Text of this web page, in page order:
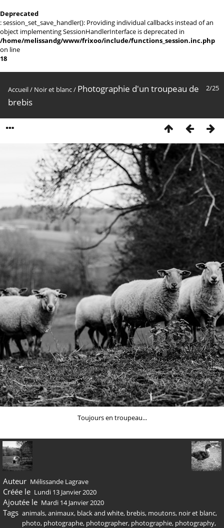
Deprecated
: session_set_save_handler(): Providing individual callbacks instead of an
object implementing SessionHandlerInterface is deprecated in
/home/melissandg/www/frixoo/include/functions_session.inc.php
on line
18
2/25
Accueil/ Noir et blanc/ Photographie d'un troupeau de
brebis
Toujours en troupeau...
Auteur Mélissande Lagrave
Créée le Lundi 13 Janvier 2020
Ajoutée le Mardi 14 Janvier 2020
Tags animals,animaux, black and white, brebis, moutons, noir et blanc,
photo, photographe, photographer, photographie, photography,